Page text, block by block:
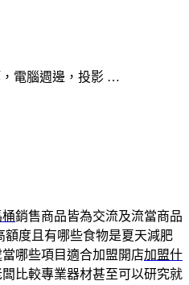
，電腦週邊，投影 …
銷售商品皆為交流及流當商品
額度且有哪些食物是夏天減肥
哪些項目適合加盟開店加盟什
比較專業器材甚至可以研究就